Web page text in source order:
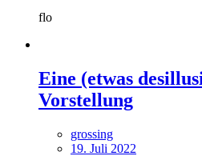
flo
Eine (etwas
Vorstellung
grossing
19. Juli 2022